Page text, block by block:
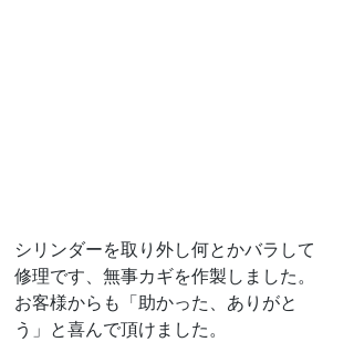
シリンダーを取り外し何とかバラして
修理です、無事カギを作製しました。
お客様からも「助かった、ありがと
う」と喜んで頂けました。